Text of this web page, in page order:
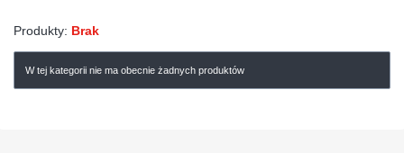
Produkty: Brak
W tej kategorii nie ma obecnie żadnych produktów